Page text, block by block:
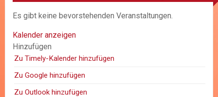
Es gibt keine bevorstehenden Veranstaltungen.
Kalender anzeigen
Hinzufügen
Zu Timely-Kalender hinzufügen
Zu Google hinzufügen
Zu Outlook hinzufügen